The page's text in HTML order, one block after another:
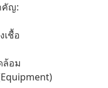
คัญ:
เชื้อ
ล้อม